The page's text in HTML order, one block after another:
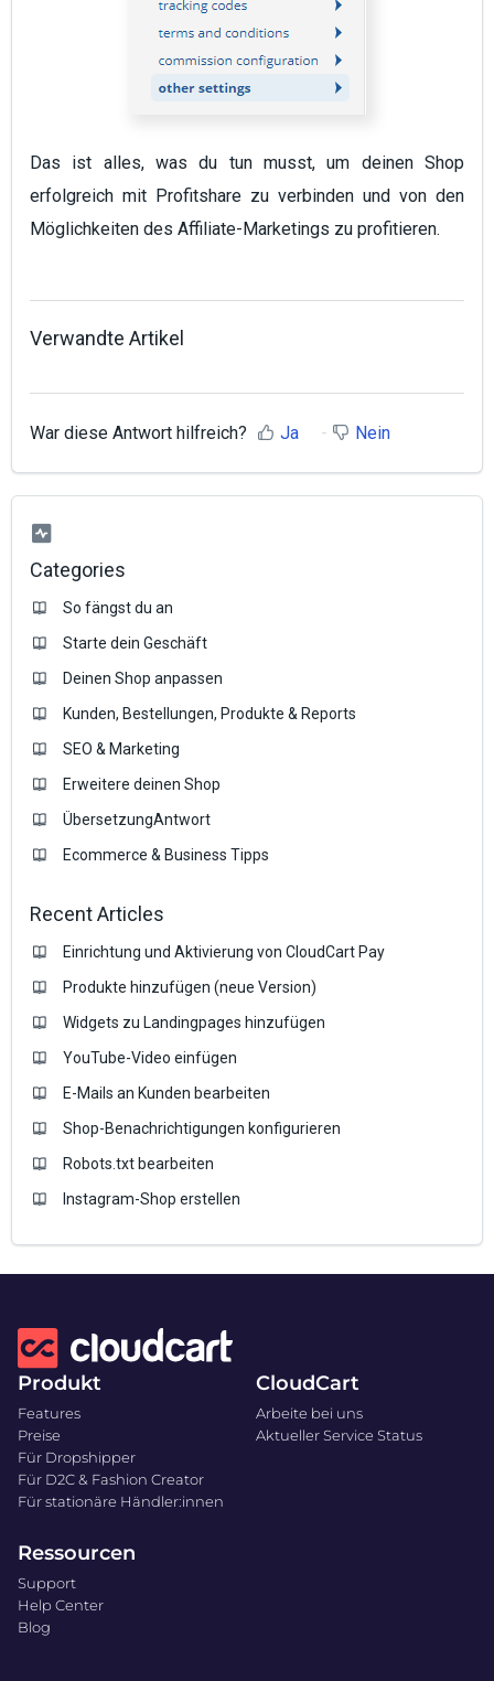
Das ist alles, was du tun musst, um deinen Shop
erfolgreich mit Profitshare zu verbinden und von den
Möglichkeiten des Affiliate-Marketings zu profitieren.
Verwandte Artikel
War diese Antwort hilfreich? Ja Nein
Categories
So fängst du an
Starte dein Geschäft
Deinen Shop anpassen
Kunden, Bestellungen, Produkte & Reports
SEO & Marketing
Erweitere deinen Shop
ÜbersetzungAntwort
Ecommerce & Business Tipps
Recent Articles
Einrichtung und Aktivierung von CloudCart Pay
Produkte hinzufügen (neue Version)
Widgets zu Landingpages hinzufügen
YouTube-Video einfügen
E-Mails an Kunden bearbeiten
Shop-Benachrichtigungen konfigurieren
Robots.txt bearbeiten
Instagram-Shop erstellen
Produkt
Features
Preise
Für Dropshipper
Für D2C & Fashion Creator
Für stationäre Händler:innen
CloudCart
Arbeite bei uns
Aktueller Service Status
Ressourcen
Support
Help Center
Blog